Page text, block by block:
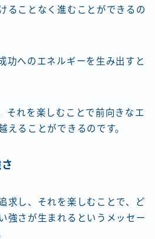
ることなく進むことができるの
功へのエネルギーを生み出すと
それを楽しむことで前向きなエ
えることができるのです。
求し、それを楽しむことで、ど
強さが生まれるというメッセー